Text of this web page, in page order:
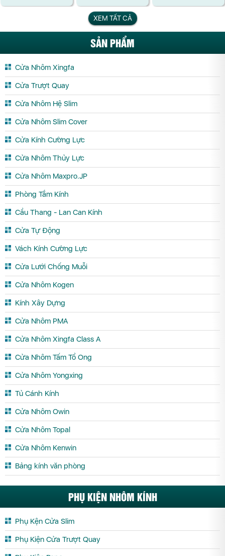
XEM TẤT CẢ
SẢN PHẨM
Cửa Nhôm Xingfa
Cửa Trượt Quay
Cửa Nhôm Hệ Slim
Cửa Nhôm Slim Cover
Cửa Kính Cường Lực
Cửa Nhôm Thủy Lực
Cửa Nhôm Maxpro.JP
Phòng Tắm Kính
Cầu Thang - Lan Can Kính
Cửa Tự Động
Vách Kính Cường Lực
Cửa Lưới Chống Muỗi
Cửa Nhôm Kogen
Kính Xây Dựng
Cửa Nhôm PMA
Cửa Nhôm Xingfa Class A
Cửa Nhôm Tấm Tổ Ong
Cửa Nhôm Yongxing
Tủ Cánh Kính
Cửa Nhôm Owin
Cửa Nhôm Topal
Cửa Nhôm Kenwin
Bảng kính văn phòng
PHỤ KIỆN NHÔM KÍNH
Phụ Kện Cửa Slim
Phụ Kiện Cửa Trượt Quay